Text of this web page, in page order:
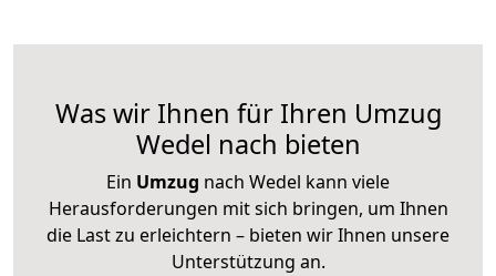
Was wir Ihnen für Ihren Umzug
Wedel nach bieten
Ein Umzug nach Wedel kann viele
Herausforderungen mit sich bringen, um Ihnen
die Last zu erleichtern – bieten wir Ihnen unsere
Unterstützung an.